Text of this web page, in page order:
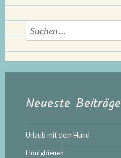
Suchen
nach:
Neueste Beiträge
Urlaub mit dem Hund
Honigbienen